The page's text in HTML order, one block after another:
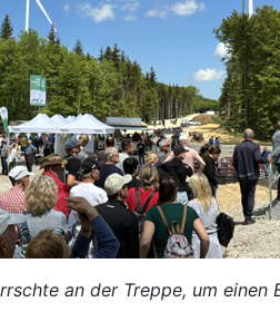
an der Treppe, um einen